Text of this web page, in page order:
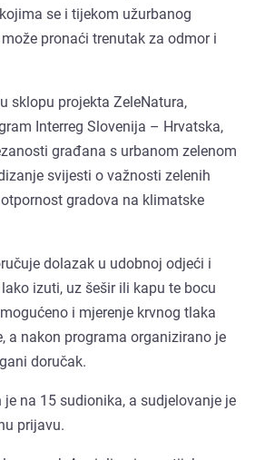
se i tijekom užurbanog
pronaći trenutak za odmor i
sklopu projekta ZeleNatura,
Interreg Slovenija – Hrvatska,
građana s urbanom zelenom
svijesti o važnosti zelenih
gradova na klimatske
dolazak u udobnoj odjeći i
izuti, uz šešir ili kapu te bocu
i mjerenje krvnog tlaka
a nakon programa organizirano je
doručak.
je na 15 sudionika, a sudjelovanje je
prijavu.